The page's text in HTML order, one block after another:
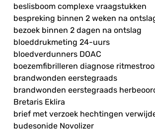
beslisboom complexe vraagstukken
bespreking binnen 2 weken na
bezoek binnen 2 dagen na ontslag
bloeddrukmeting 24-uurs
bloedverdunners DOAC
boezemfibrilleren diagnose
brandwonden eerstegraads
brandwonden eerstegraads
Bretaris Eklira
brief met verzoek hechtingen
budesonide Novolizer